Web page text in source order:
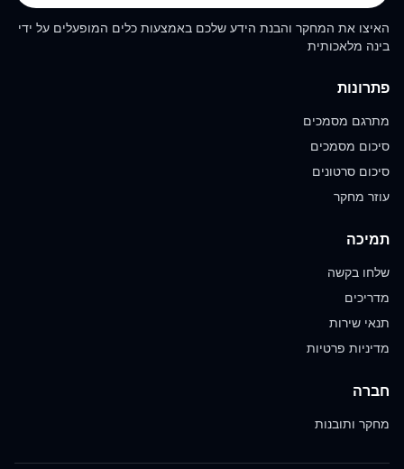
האיצו את המחקר והבנת הידע שלכם באמצעות כלים המופעלים על ידי
בינה מלאכותית
פתרונות
מתרגם מסמכים
סיכום מסמכים
סיכום סרטונים
עוזר מחקר
תמיכה
שלחו בקשה
מדריכים
תנאי שירות
מדיניות פרטיות
חברה
מחקר ותובנות